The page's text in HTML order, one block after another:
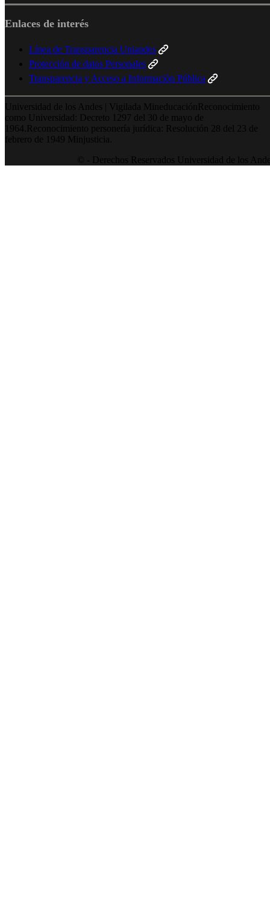
Enlaces de interés
Línea de Transparencia Uniandes
Protección de datos Personales
Transparencia y Acceso a Información Pública
Universidad de los Andes | Vigilada MineducaciónReconocimiento
como Universidad: Decreto 1297 del 30 de mayo de
1964.Reconocimiento personería jurídica: Resolución 28 del 23 de
febrero de 1949 Minjusticia.
© - Derechos Reservados Universidad de los